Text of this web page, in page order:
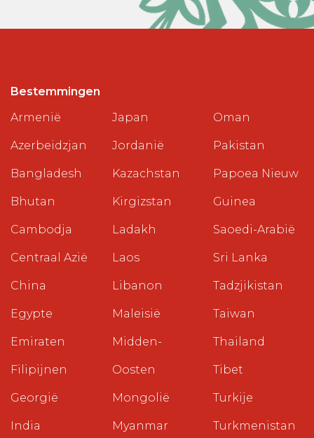
Bestemmingen
Armenië
Azerbeidzjan
Bangladesh
Bhutan
Cambodja
Centraal Azië
China
Egypte
Emiraten
Filipijnen
Georgië
India
Japan
Jordanië
Kazachstan
Kirgizstan
Ladakh
Laos
Libanon
Maleisië
Midden-
Oosten
Mongolië
Myanmar
Oman
Pakistan
Papoea Nieuw
Guinea
Saoedi-Arabië
Sri Lanka
Tadzjikistan
Taiwan
Thailand
Tibet
Turkije
Turkmenistan